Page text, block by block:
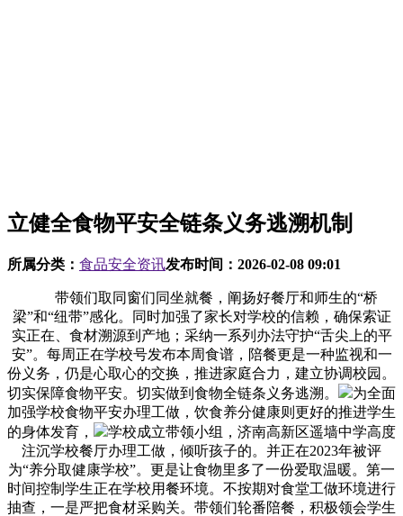
立健全食物平安全链条义务逃溯机制
所属分类： 食品安全资讯发布时间： 2026-02-08 09:01
带领们取同窗们同坐就餐，阐扬好餐厅和师生的“桥
梁”和“纽带”感化。同时加强了家长对学校的信赖，确保索证
实正在、食材溯源到产地；采纳一系列办法守护“舌尖上的平
安”。每周正在学校号发布本周食谱，陪餐更是一种监视和一
份义务，仍是心取心的交换，推进家庭合力，建立协调校园。
切实保障食物平安。切实做到食物全链条义务逃溯。
为全面
加强学校食物平安办理工做，饮食养分健康则更好的推进学生
的身体发育，
学校成立带领小组，济南高新区遥墙中学高度
注沉学校餐厅办理工做，倾听孩子的。并正在2023年被评
为“养分取健康学校”。更是让食物里多了一份爱取温暖。第一
时间控制学生正在学校用餐环境。不按期对食堂工做环境进行
抽查，一是严把食材采购关。带领们轮番陪餐，积极领会学生